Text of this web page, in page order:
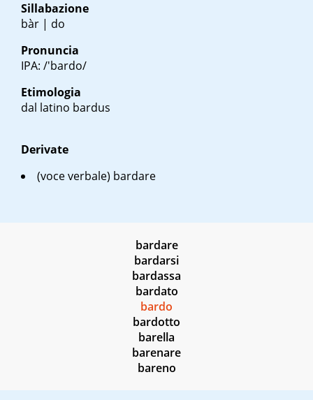
Sillabazione
bàr | do
Pronuncia
IPA: /'bardo/
Etimologia
dal latino bardus
Derivate
(voce verbale) bardare
bardare
bardarsi
bardassa
bardato
bardo
bardotto
barella
barenare
bareno